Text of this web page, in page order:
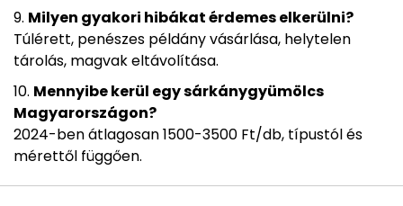
Milyen gyakori hibákat érdemes elkerülni?
Túlérett, penészes példány vásárlása, helytelen
tárolás, magvak eltávolítása.
Mennyibe kerül egy sárkánygyümölcs
Magyarországon?
2024-ben átlagosan 1500-3500 Ft/db, típustól és
mérettől függően.